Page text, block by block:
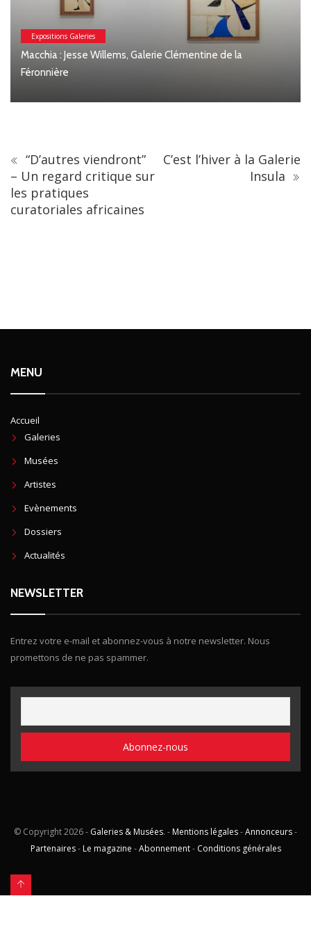
Expositions Galeries
Macchia : Jesse Willems, Galerie Clémentine de la
Féronnière
“D’autres viendront”
– Un regard critique sur
les pratiques
curatoriales africaines
C’est l’hiver à la Galerie
Insula
MENU
Accueil
Galeries
Musées
Artistes
Evènements
Dossiers
Actualités
NEWSLETTER
Entrez votre e-mail et abonnez-vous à notre newsletter. Nous
promettons de ne pas spammer.
© Copyright2026 - Galeries & Musées. - Mentions légales-Annonceurs-
Partenaires- Le magazine -Abonnement- Conditions générales